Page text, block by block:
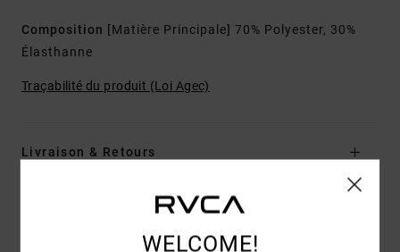
Composition [Matière Principale] 70% Polyester, 30%
Élasthanne
Traçabilité du produit (Loi Agec)
Livraison & Retours
WELCOME!